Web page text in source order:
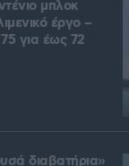
μπλοκ
έργο –
για έως 72
διαβατήρια»